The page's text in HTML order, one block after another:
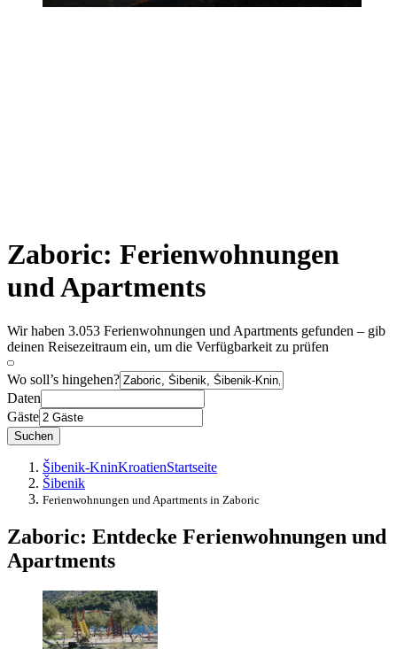
Zaboric: Ferienwohnungen
und Apartments
Wir haben 3.053 Ferienwohnungen und Apartments gefunden – gib
deinen Reisezeitraum ein, um die Verfügbarkeit zu prüfen
Wo soll’s hingehen?
Daten
Gäste
Suchen
Šibenik-KninKroatienStartseite
Šibenik
Ferienwohnungen und Apartments in Zaboric
Zaboric: Entdecke Ferienwohnungen und
Apartments